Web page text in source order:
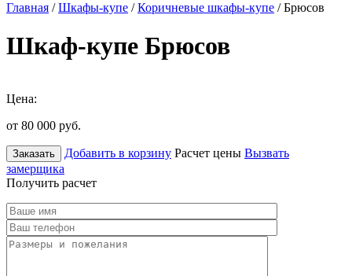
Главная /Шкафы-купе /Коричневые шкафы-купе / Брюсов
Шкаф-купе Брюсов
Цена:
от 80 000 руб.
Заказать Добавить в корзину Расчет цены Вызвать
замерщика
Получить расчет